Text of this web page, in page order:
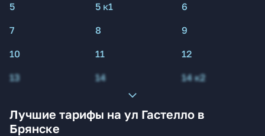
5
5 к1
6
7
8
9
10
11
12
13
14 14 к2
Лучшие тарифы на ул Гастелло в
Брянске